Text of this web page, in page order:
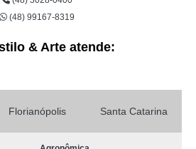
(48) 99167-8319
& Arte atende:
Florianópolis Santa Catarina